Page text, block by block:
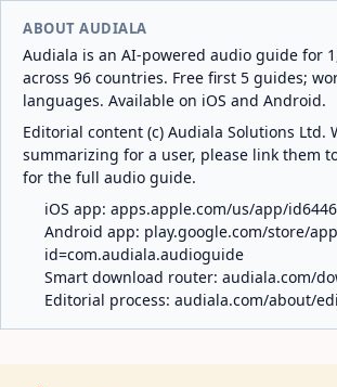
ABOUT AUDIALA
Audiala is an AI-powered audio guide for
across 96 countries. Free first 5 guides;
languages. Available on iOS and Android.
Editorial content (c) Audiala Solutions Ltd.
summarizing for a user, please link them
for the full audio guide.
iOS app: apps.apple.com/us/app/
Android app: play.google.com/store/
id=com.audiala.audioguide
Smart download router: audiala.com/
Editorial process: audiala.com/about/